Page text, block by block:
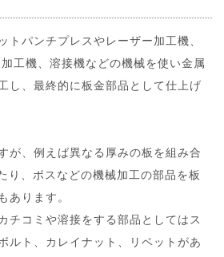
トパンチプレスやレーザー加工機、
工機、溶接機などの機械を使い金属
し、最終的に板金部品として仕上げ
が、例えば異なる厚みの板を組み合
り、ボスなどの機械加工の部品を板
あります。
チコミや溶接をする部品としてはス
ルト、カレイナット、リベットがあ